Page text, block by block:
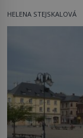
HELENA STEJSKALOVÁ